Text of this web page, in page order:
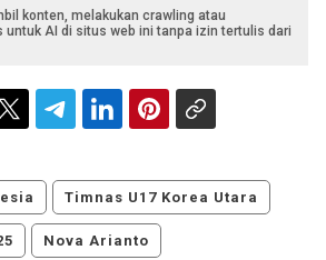
konten, melakukan crawling atau
AI di situs web ini tanpa izin tertulis dari
Timnas U17 Korea Utara
Nova Arianto